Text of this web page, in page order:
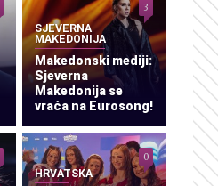
SJEVERNA
MAKEDONIJA
Makedonski mediji:
Sjeverna
Makedonija se
vraća na Eurosong!
3
HRVATSKA
0